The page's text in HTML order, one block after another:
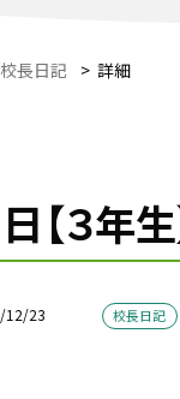
校長日記 > 詳細
日【３
12/23 校長日記